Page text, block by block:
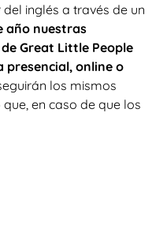
inglés a través de un
año nuestras
de Great Little People
online o
los mismos
en caso de que los